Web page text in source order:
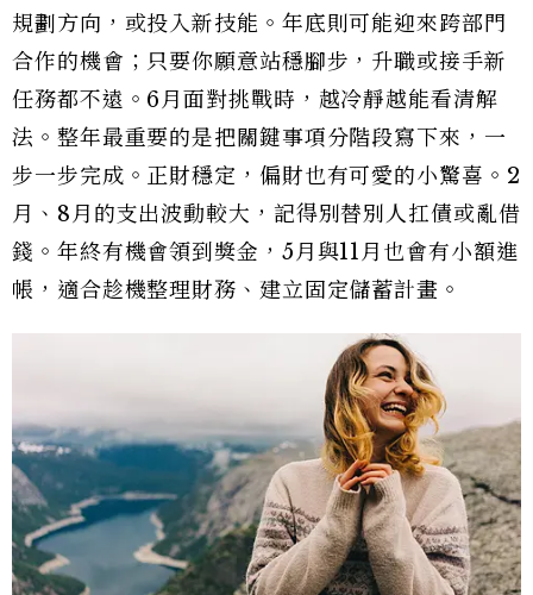
規劃方向，或投入新技能。年底則可能迎來跨部門
合作的機會；只要你願意站穩腳步，升職或接手新
任務都不遠。6月面對挑戰時，越冷靜越能看清解
法。整年最重要的是把關鍵事項分階段寫下來，一
步一步完成。正財穩定，偏財也有可愛的小驚喜。2
月、8月的支出波動較大，記得別替別人扛債或亂借
錢。年終有機會領到獎金，5月與11月也會有小額進
帳，適合趁機整理財務、建立固定儲蓄計畫。